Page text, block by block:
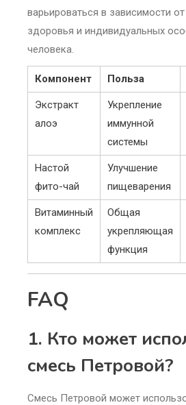
варьироваться в зависимости
здоровья и индивидуальных
человека.
Компонент Польза
Экстракт
алоэ
Укрепление
иммунной
системы
Настой
фито-чай
Улучшение
пищеварения
Витаминный
комплекс
Общая
укрепляющая
функция
FAQ
1. Кто может
смесь Петровой?
Смесь Петровой может